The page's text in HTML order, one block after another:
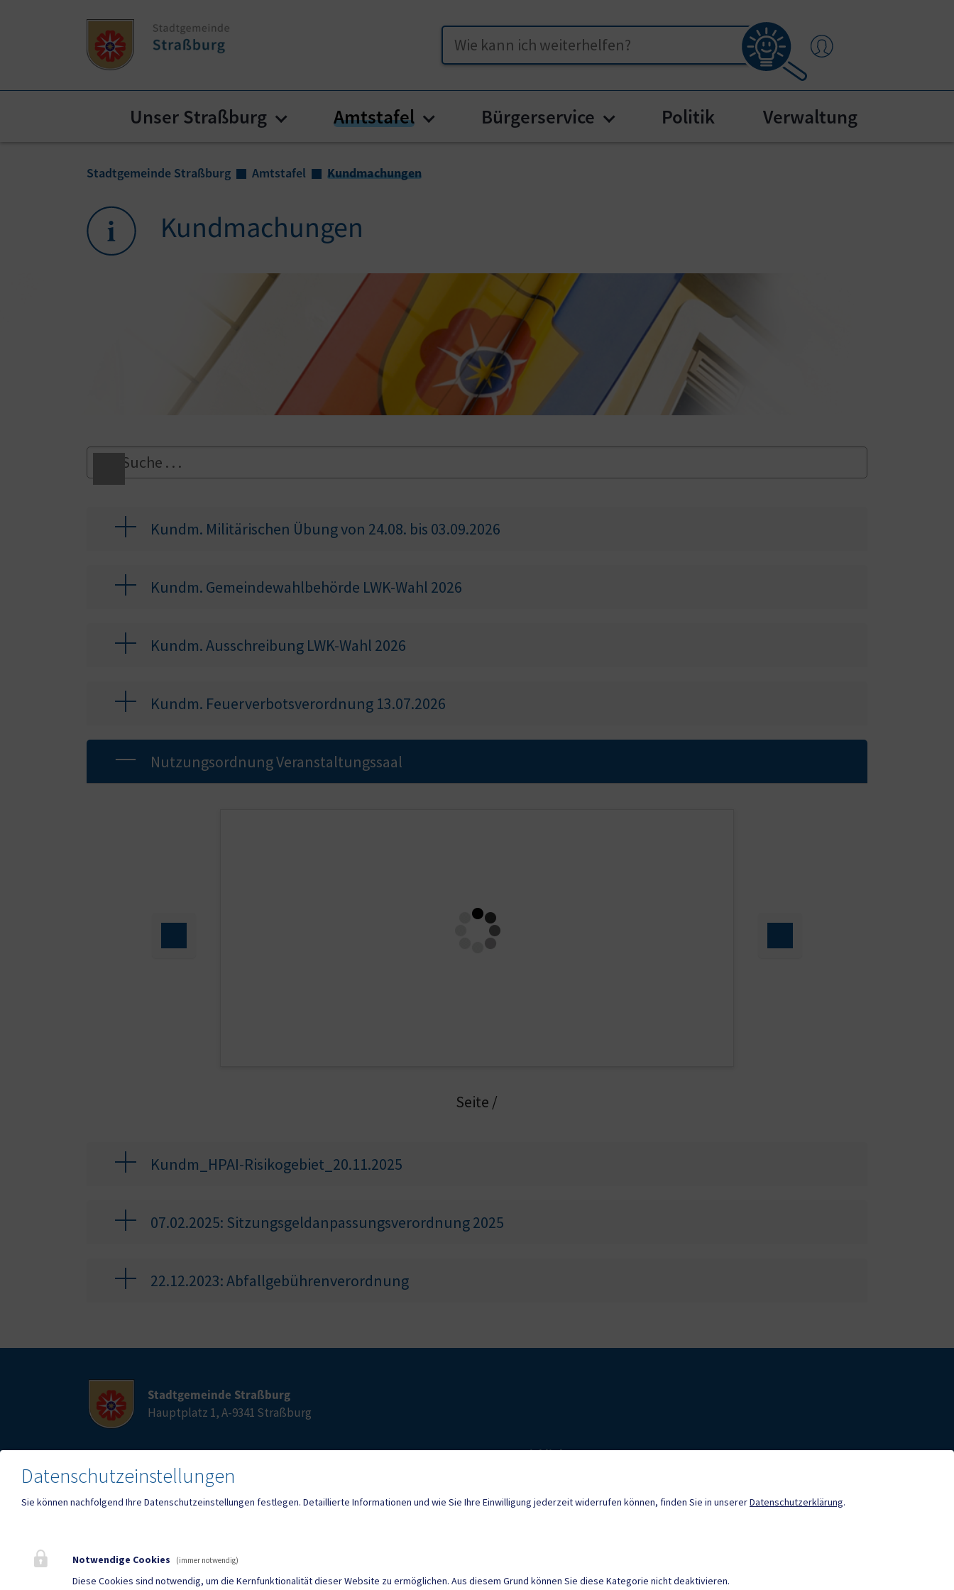
Suche
Unser Straßburg Submenu for "Unser Straßburg"
Amtstafel Submenu for "Amtstafel"
Bürgerservice Submenu for "Bürgerservice"
Politik Verwaltung
Stadtgemeinde Straßburg Amtstafel Kundmachungen
Kundmachungen
Kundm. Militärischen Übung von 24.08. bis 03.09.2026
Kundm. Gemeindewahlbehörde LWK-Wahl 2026
Kundm. Ausschreibung LWK-Wahl 2026
Kundm. Feuerverbotsverordnung 13.07.2026
Nutzungsordnung Veranstaltungssaal
Seite /
Kundm_HPAI-Risikogebiet_20.11.2025
07.02.2025: Sitzungsgeldanpassungsverordnung 2025
22.12.2023: Abfallgebührenverordnung
Stadtgemeinde Straßburg
Hauptplatz 1, A-9341 Straßburg
Telefon
04266 2395
Quicklinks
Sport & Freizeit
Datenschutzeinstellungen
Sie können nachfolgend Ihre Datenschutzeinstellungen festlegen. Detaillierte Informationen und wie Sie Ihre Einwilligung jederzeit widerrufen können, finden Sie in unsererDatenschutzerklärung.
Notwendige Cookies (immer notwendig)
Diese Cookies sind notwendig, um die Kernfunktionalität dieser Website zu ermöglichen. Aus diesem Grund können Sie diese Kategorie nicht deaktivieren.